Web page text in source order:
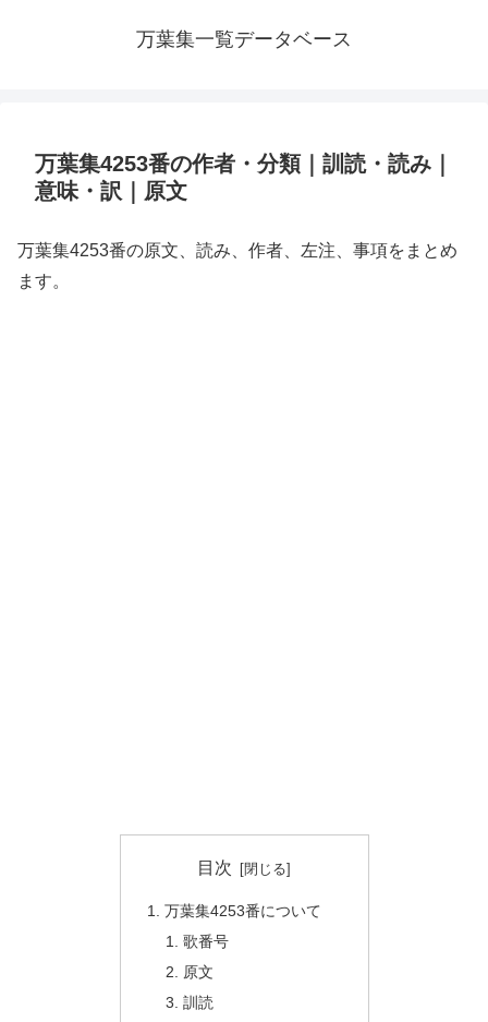
万葉集一覧データベース
万葉集4253番の作者・分類｜訓読・読み｜
意味・訳｜原文
万葉集4253番の原文、読み、作者、左注、事項をまとめ
ます。
目次
万葉集4253番について
歌番号
原文
訓読